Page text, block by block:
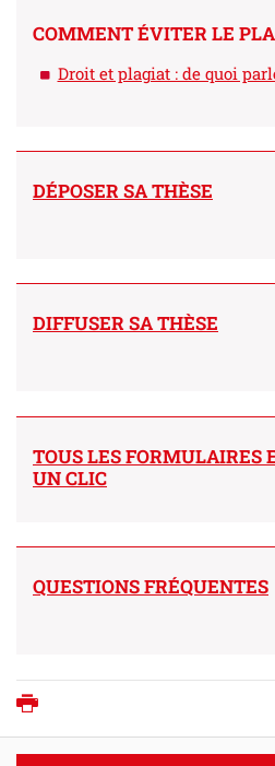
COMMENT ÉVITER LE
Droit et plagiat : de quoi
DÉPOSER SA THÈSE
DIFFUSER SA THÈSE
TOUS LES FORMULAIRES
UN CLIC
QUESTIONS FRÉQUENTES